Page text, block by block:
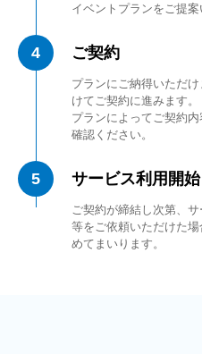
イベントプランをご提案
4 ご契約
プランにご納得いただ
けてご契約に進みます。
プランによってご契約
確認ください。
5 サービス利用開始
ご契約が締結し次第、
等をご依頼いただけた
めてまいります。